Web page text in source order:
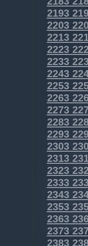
2193
2203
2213
2223
2233
2243
2253
2263
2273
2283
2293
2303
2313
2323
2333
2343
2353
2363
2373
2383